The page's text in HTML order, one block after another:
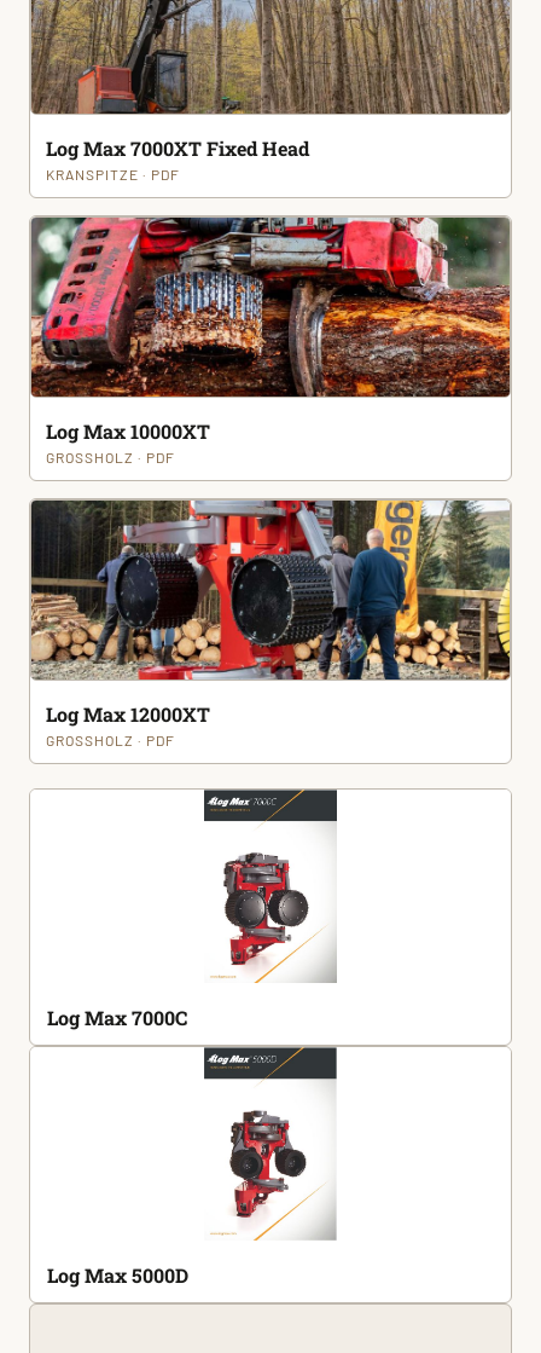
Log Max 7000XT Fixed Head
KRANSPITZE · PDF
Log Max 10000XT
GROSSHOLZ · PDF
Log Max 12000XT
GROSSHOLZ · PDF
Log Max 7000C
Log Max 5000D